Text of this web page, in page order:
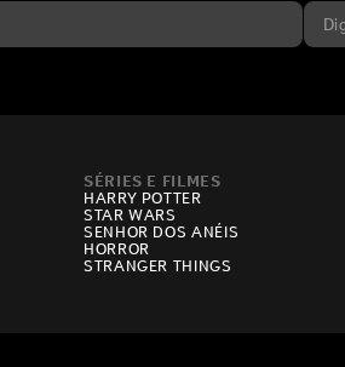
SÉRIES E FILMES
HARRY POTTER
STAR WARS
SENHOR DOS ANÉIS
HORROR
STRANGER THINGS